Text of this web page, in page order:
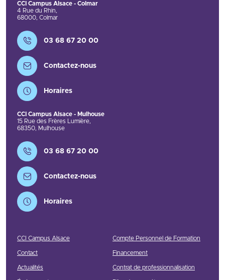
CCI Campus Alsace - Colmar
4 Rue du Rhin,
68000, Colmar
Contact
03 68 67 20 00
Contactez-nous
Horaires
CCI Campus Alsace - Mulhouse
15 Rue des Frères Lumière,
68350, Mulhouse
Contact
03 68 67 20 00
Contactez-nous
Horaires
CCI Campus Alsace
Contact
Actualités
Compte Personnel de Formation
Financement
Contrat de professionnalisation